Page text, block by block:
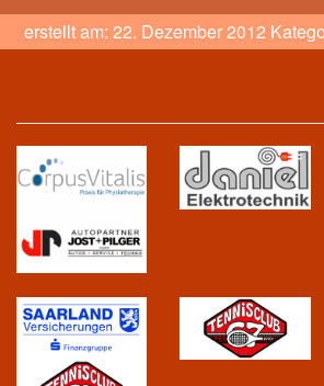
erstellt am: 22. Dezember 2012